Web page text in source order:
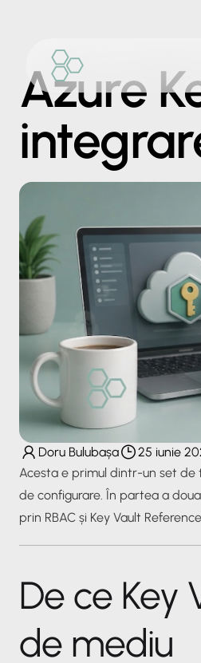
Azure
Doru Bulubașa 25 iunie
Acesta e primul dintr-un set de
de configurare. În partea a
prin RBAC și Key Vault
De ce Key
de mediu